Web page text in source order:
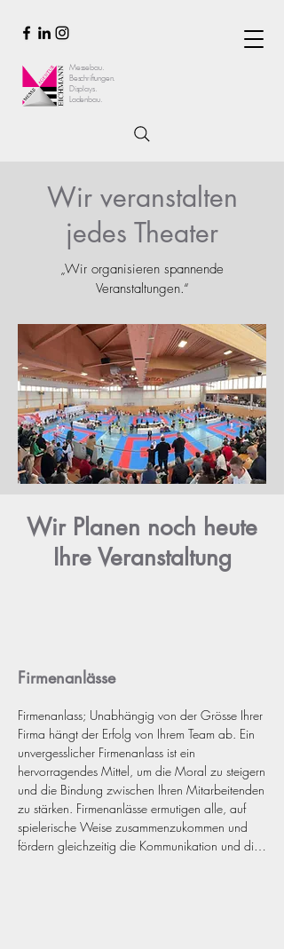
Messebau.
Beschriftungen.
Displays.
Ladenbau.
Wir veranstalten
jedes Theater
„Wir organisieren spannende
Veranstaltungen.“
Wir Planen noch heute
Ihre Veranstaltung
Firmenanlässe
Firmenanlass; Unabhängig von der Grösse Ihrer
Firma hängt der Erfolg von Ihrem Team ab. Ein
unvergesslicher Firmenanlass ist ein
hervorragendes Mittel, um die Moral zu steigern
und die Bindung zwischen Ihren Mitarbeitenden
zu stärken. Firmenanlässe ermutigen alle, auf
spielerische Weise zusammenzukommen und
fördern gleichzeitig die Kommunikation und die